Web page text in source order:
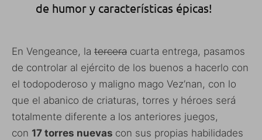
de humor y características épicas!
En Vengeance, la tercera cuarta entrega, pasamos
de controlar al ejército de los buenos a hacerlo con
el todopoderoso y maligno mago Vez’nan, con lo
que el abanico de criaturas, torres y héroes será
totalmente diferente a los anteriores juegos,
con 17 torres nuevas con sus propias habilidades